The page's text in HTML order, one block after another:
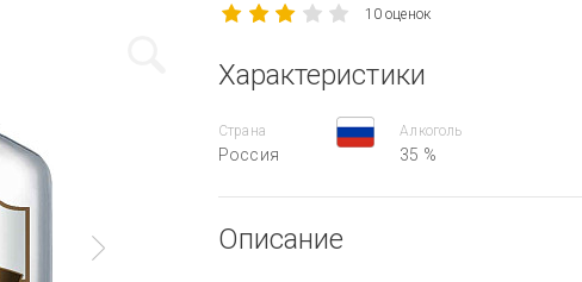
10 оценок
Характеристики
Страна
Россия
Алкоголь
35 %
Описание